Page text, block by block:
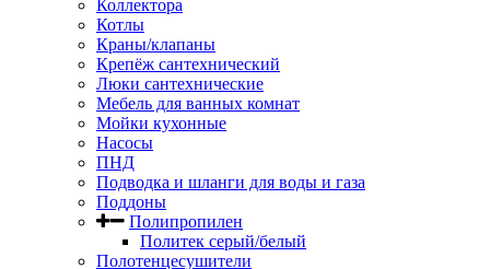
Коллектора
Котлы
Краны/клапаны
Крепёж сантехнический
Люки сантехнические
Мебель для ванных комнат
Мойки кухонные
Насосы
ПНД
Подводка и шланги для воды и газа
Поддоны
Полипропилен
Политек серый/белый
Полотенцесушители